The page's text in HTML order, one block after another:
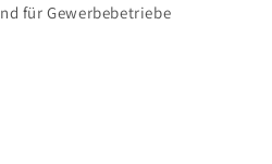
für Gewerbebetriebe